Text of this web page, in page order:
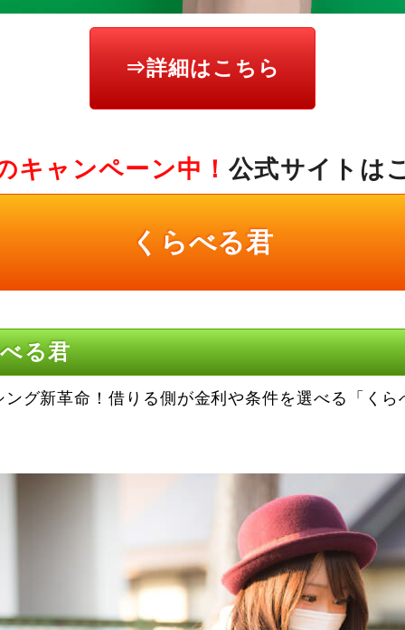
⇒詳細はこちら
キャンペーン中！ 公式サイトは
くらべる君
る君
ング新革命！借りる側が金利や条件を選べる「くら